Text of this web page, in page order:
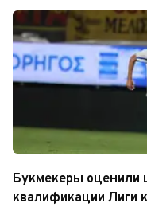
Букмекеры
квалификации Лиги